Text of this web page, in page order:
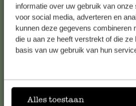
informatie over uw gebruik van
voor social media, adverteren en
kunnen deze gegevens combineren
die u aan ze heeft verstrekt of die ze
basis van uw gebruik van hun
Alles toestaan
Falls Sie Fragen haben oder Tipps
Sie sich bitte an unseren
die Antworten auf häufig gestellte